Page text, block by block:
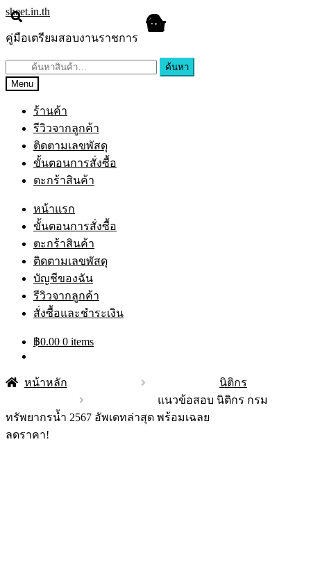
Skip
to
navigation
Skip
to
content
sheet.in.th
คู่มือเตรียมสอบงานราชการ
ค้นหา:
ค้นหา
Menu
ร้านค้า
รีวิวจากลูกค้า
ติดตามเลขพัสดุ
ขั้นตอนการสั่งซื้อ
ตะกร้าสินค้า
หน้าแรก
ขั้นตอนการสั่งซื้อ
ตะกร้าสินค้า
ติดตามเลขพัสดุ
บัญชีของฉัน
รีวิวจากลูกค้า
สั่งซื้อและชำระเงิน
฿0.00 0 items
หน้าหลัก
นิติกร
แนวข้อสอบ นิติกร กรม
ทรัพยากรน้ำ 2567 อัพเดทล่าสุด พร้อมเฉลย
ลดราคา!